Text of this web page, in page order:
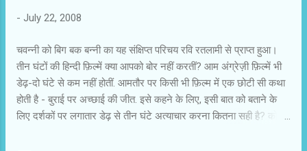
किया। तीसरी फिल्म राम गोपाल वर्मा की कांट्रैक्ट दर्शकों को अपनी तरफ नहीं
नह...
- July 22, 2008
चवन्नी को बिग बक बन्नी का यह संक्षिप्त परिचय रवि रतलामी से प्राप्त हुआ।
तीन घंटों की हिन्दी फ़िल्में क्या आपको बोर नहीं करतीं? आम अंग्रेज़ी फ़िल्में भी
डेढ़-दो घंटे से कम नहीं होतीं. आमतौर पर किसी भी फ़िल्म में एक छोटी सी कथा
होती है - बुराई पर अच्छाई की जीत. इसे कहने के लिए, इसी बात को बताने के
लिए दर्शकों पर लगातार डेढ़ से तीन घंटे अत्याचार करना कितना सही है? कोई